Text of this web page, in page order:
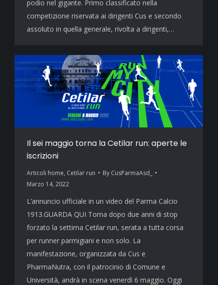
podio nel gigante. Primo classificato nella
competizione riservata ai dirigenti Cus e secondo
assoluto in quella generale, rivolta a dirigenti,…
Il sei maggio torna la Cetilar run: aperte le
iscrizioni
Articoli home, Cetilar run By CusParmaAsd_
Marzo 14, 2022
L’annuncio ufficiale in un video del Parma Calcio
1913.GUARDA QUI Torna dopo due anni di stop
forzato la settima Cetilar run, serata a tutta corsa
per runner parmigiani e non solo. La
manifestazione, organizzata da Cus e
PharmaNutra, con il patrocinio di Comune e
Università, andrà in scena venerdì 6 maggio. Oggi